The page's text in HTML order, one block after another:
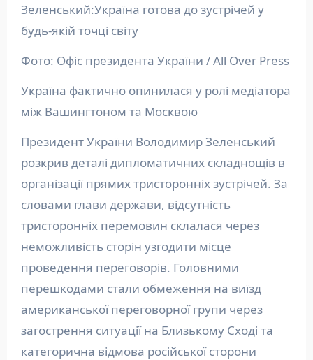
Зеленський:Україна готова до зустрічей у
будь-якій точці світу
Фото: Офіс президента України / All Over Press
Україна фактично опинилася у ролі медіатора
між Вашингтоном та Москвою
Президент України Володимир Зеленський
розкрив деталі дипломатичних складнощів в
організації прямих тристоронніх зустрічей. За
словами глави держави, відсутність
тристоронніх перемовин склалася через
неможливість сторін узгодити місце
проведення переговорів. Головними
перешкодами стали обмеження на виїзд
американської переговорної групи через
загострення ситуації на Близькому Сході та
категорична відмова російської сторони